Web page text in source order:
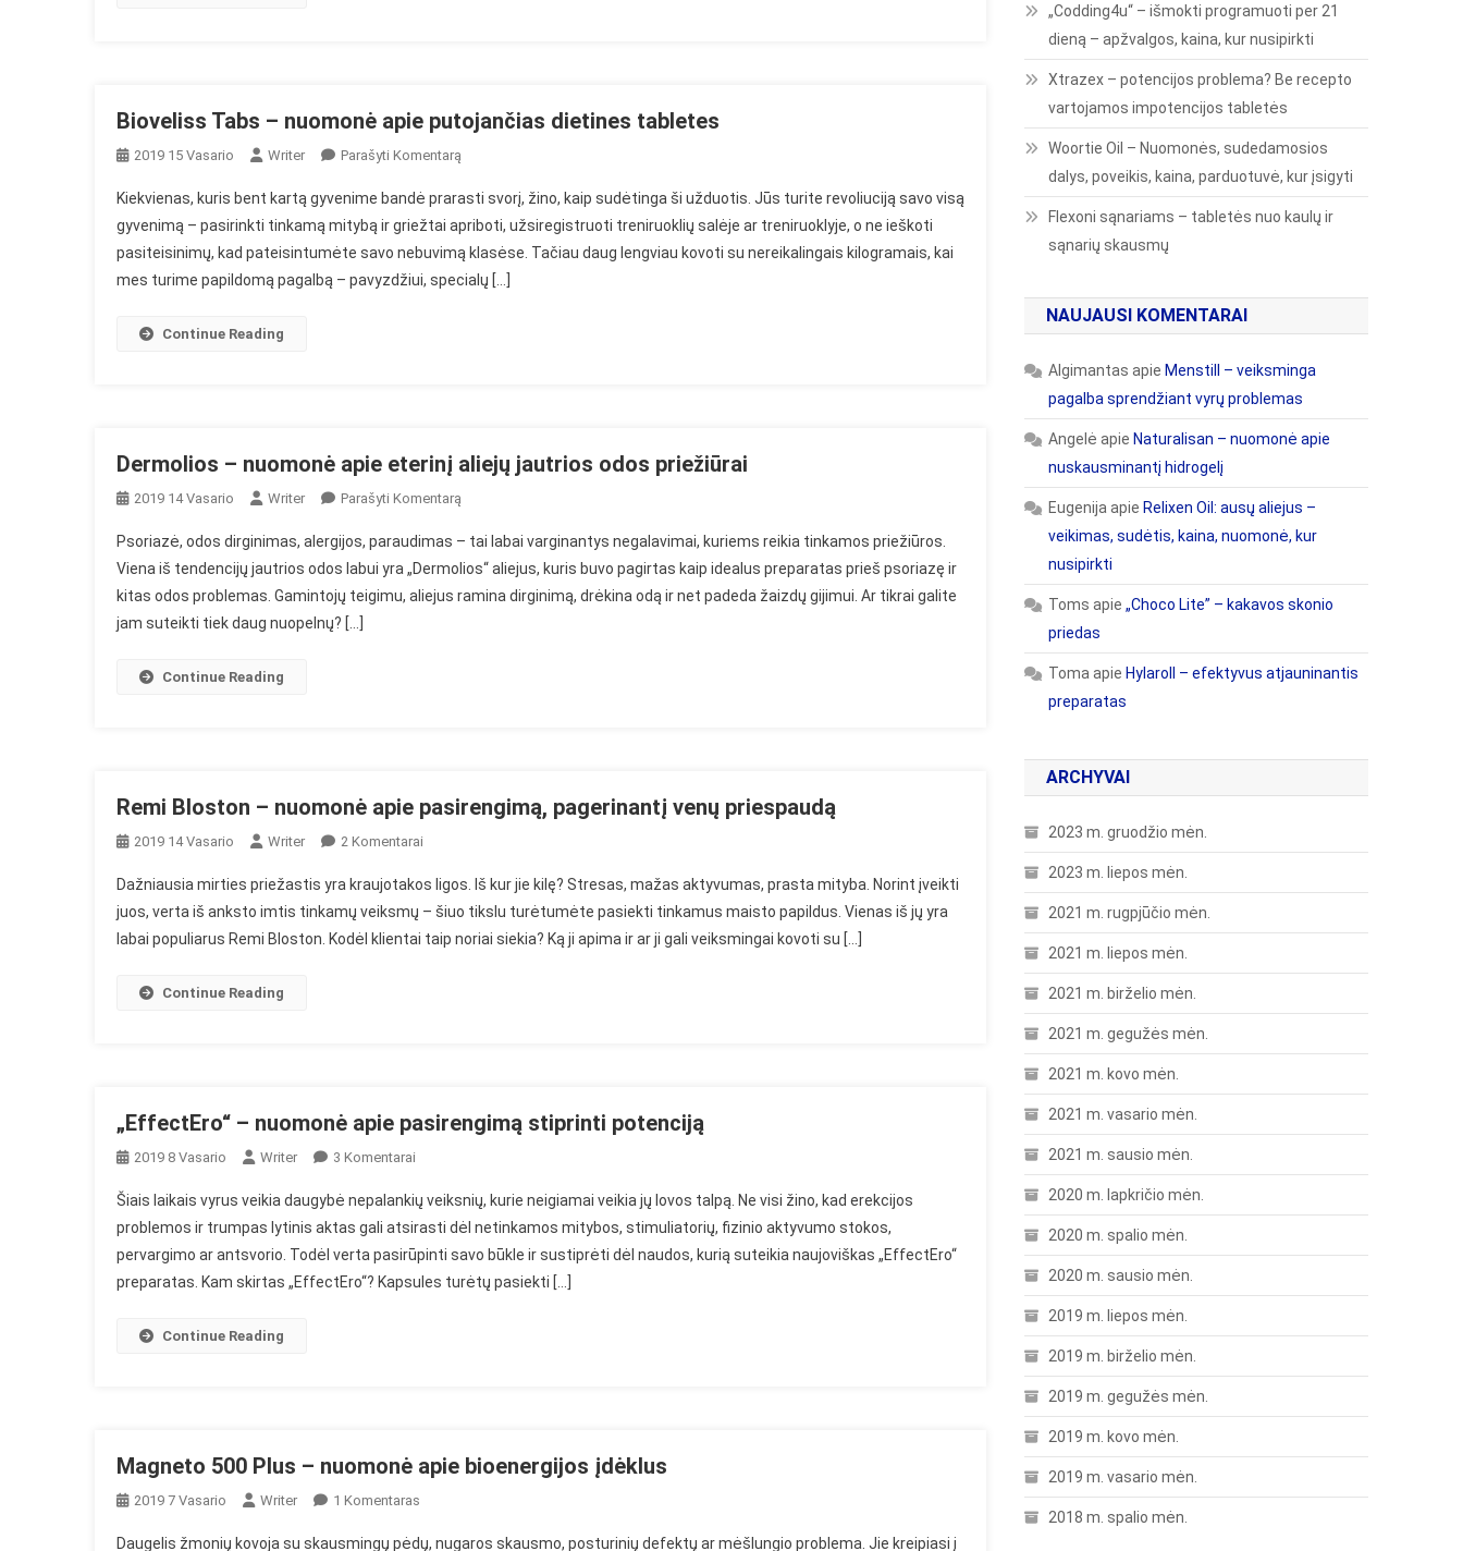
Bioveliss Tabs – nuomonė apie putojančias dietines tabletes
2019 15 Vasario Writer Parašyti Komentarą
Tabs
–
Nuomonė
Apie
Kiekvienas, kuris bent kartą gyvenime bandė prarasti svorį, žino, kaip sudėtinga ši užduotis. Jūs turite revoliuciją savo visą
gyvenimą – pasirinkti tinkamą mitybą ir griežtai apriboti, užsiregistruoti treniruoklių salėje ar treniruoklyje, o ne ieškoti
pasiteisinimų, kad pateisintumėte savo nebuvimą klasėse. Tačiau daug lengviau kovoti su nereikalingais kilogramais, kai
mes turime papildomą pagalbą – pavyzdžiui, specialų […]
Continue Reading
Dermolios – nuomonė apie eterinį aliejų jautrios odos priežiūrai
2019 14 Vasario Writer Parašyti Komentarą
–
Nuomonė
Apie
Psoriazė, odos dirginimas, alergijos, paraudimas – tai labai varginantys negalavimai, kuriems reikia tinkamos priežiūros.
Viena iš tendencijų jautrios odos labui yra „Dermolios“ aliejus, kuris buvo pagirtas kaip idealus preparatas prieš psoriazę ir
kitas odos problemas. Gamintojų teigimu, aliejus ramina dirginimą, drėkina odą ir net padeda žaizdų gijimui. Ar tikrai galite
jam suteikti tiek daug nuopelnų? […]
Continue Reading
Remi Bloston – nuomonė apie pasirengimą, pagerinantį venų priespaudą
2019 14 Vasario Writer 2 Komentarai
Bloston
–
Nuomonė
Dažniausia mirties priežastis yra kraujotakos ligos. Iš kur jie kilę? Stresas, mažas aktyvumas, prasta mityba. Norint įveikti
juos, verta iš anksto imtis tinkamų veiksmų – šiuo tikslu turėtumėte pasiekti tinkamus maisto papildus. Vienas iš jų yra
labai populiarus Remi Bloston. Kodėl klientai taip noriai siekia? Ką ji apima ir ar ji gali veiksmingai kovoti su […]
Continue Reading
„EffectEro“ – nuomonė apie pasirengimą stiprinti potenciją
2019 8 Vasario Writer 3 Komentarai
–
Nuomonė
Apie
Pasirengimą
Šiais laikais vyrus veikia daugybė nepalankių veiksnių, kurie neigiamai veikia jų lovos talpą. Ne visi žino, kad erekcijos
problemos ir trumpas lytinis aktas gali atsirasti dėl netinkamos mitybos, stimuliatorių, fizinio aktyvumo stokos,
pervargimo ar antsvorio. Todėl verta pasirūpinti savo būkle ir sustiprėti dėl naudos, kurią suteikia naujoviškas „EffectEro“
preparatas. Kam skirtas „EffectEro“? Kapsules turėtų pasiekti […]
Continue Reading
Magneto 500 Plus – nuomonė apie bioenergijos įdėklus
2019 7 Vasario Writer 1 Komentaras
Daugelis žmonių kovoja su skausmingų pėdų, nugaros skausmo, posturinių defektų ar mėšlungio problema. Jie kreipiasi į
„Codding4u“ – išmokti programuoti per 21
dieną – apžvalgos, kaina, kur nusipirkti
Xtrazex – potencijos problema? Be recepto
vartojamos impotencijos tabletės
Woortie Oil – Nuomonės, sudedamosios
dalys, poveikis, kaina, parduotuvė, kur įsigyti
Flexoni sąnariams – tabletės nuo kaulų ir
sąnarių skausmų
NAUJAUSI KOMENTARAI
Algimantas apie Menstill – veiksminga
pagalba sprendžiant vyrų problemas
Angelė apie Naturalisan – nuomonė apie
nuskausminantį hidrogelį
Eugenija apie Relixen Oil: ausų aliejus –
veikimas, sudėtis, kaina, nuomonė, kur
nusipirkti
Toms apie„Choco Lite” – kakavos skonio
priedas
Toma apie Hylaroll – efektyvus atjauninantis
preparatas
ARCHYVAI
2023 m. gruodžio mėn.
2023 m. liepos mėn.
2021 m. rugpjūčio mėn.
2021 m. liepos mėn.
2021 m. birželio mėn.
2021 m. gegužės mėn.
2021 m. kovo mėn.
2021 m. vasario mėn.
2021 m. sausio mėn.
2020 m. lapkričio mėn.
2020 m. spalio mėn.
2020 m. sausio mėn.
2019 m. liepos mėn.
2019 m. birželio mėn.
2019 m. gegužės mėn.
2019 m. kovo mėn.
2019 m. vasario mėn.
2018 m. spalio mėn.